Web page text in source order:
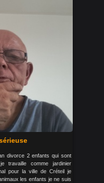
divorce 2 enfants qui sont
travaille comme jardinier
pour la ville de Créteil je
les enfants je ne suis